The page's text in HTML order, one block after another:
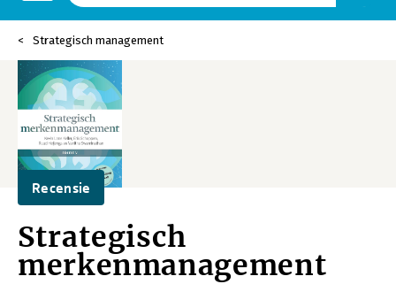
Strategisch management
Recensie
Strategisch
merkenmanagement